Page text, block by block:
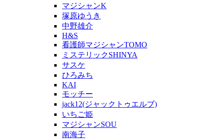
マジシャンK
塚原ゆうき
中野雄介
H&S
看護師マジシャンTOMO
ミステリックSHINYA
サスケ
ひろみち
KAI
モッチー
jack12(ジャックトゥエルブ)
いちご姫
マジシャンSOU
南海子